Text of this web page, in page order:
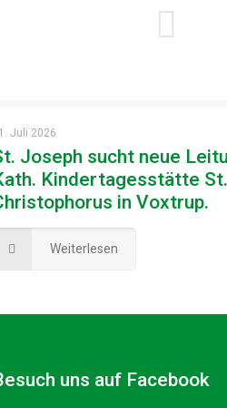
Juli 2026
Joseph sucht neue
Kindertagesstätte St.
in Voxtrup.
Weiterlesen
uns auf Facebook